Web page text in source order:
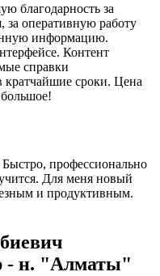
благодарность за
за оперативную работу
информацию.
Контент
справки
кратчайшие сроки. Цена
профессионально
Для меня новый
и продуктивным.
- н. "Алматы"